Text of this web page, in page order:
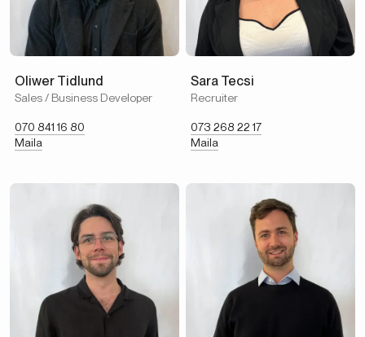
Oliwer Tidlund
Sales / Business Developer
070 841 16 80
Maila
Sara Tecsi
Recruiter
073 268 22 17
Maila